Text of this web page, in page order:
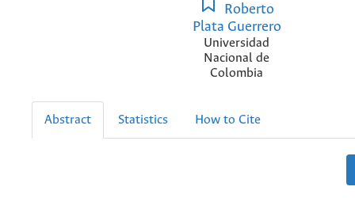
Roberto
Plata Guerrero
Universidad
Nacional de
Colombia
Abstract Statistics How to Cite